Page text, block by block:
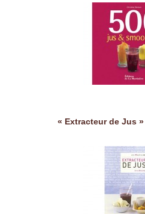
« Extracteur de Jus